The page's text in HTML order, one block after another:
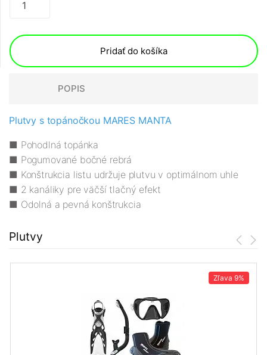
Pridať do košíka
POPIS
Plutvy s topánočkou MARES MANTA
■ Pohodlná topánka
■ Pogumované bočné rebrá
■ Konštrukcia listu udržuje plutvu v optimálnom uhle
■ 2 kanáliky pre väčší tlačný efekt
■ Odolná a pevná konštrukcia
Plutvy
Zľava 9%